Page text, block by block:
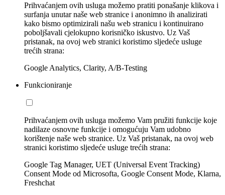
Prihvaćanjem ovih usluga možemo pratiti ponašanje klikova i
surfanja unutar naše web stranice i anonimno ih analizirati
kako bismo optimizirali našu web stranicu i kontinuirano
poboljšavali cjelokupno korisničko iskustvo. Uz Vaš
pristanak, na ovoj web stranici koristimo sljedeće usluge
trećih strana:
Google Analytics, Clarity, A/B-Testing
Funkcioniranje
Prihvaćanjem ovih usluga možemo Vam pružiti funkcije koje
nadilaze osnovne funkcije i omogućuju Vam udobno
korištenje naše web stranice. Uz Vaš pristanak, na ovoj web
stranici koristimo sljedeće usluge trećih strana:
Google Tag Manager, UET (Universal Event Tracking)
Consent Mode od Microsofta, Google Consent Mode, Klarna,
Freshchat